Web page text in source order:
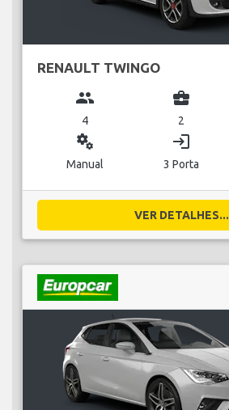
RENAULT TWINGO
group
4
business_center
2
miscellaneous_services
Manual
login
3 Porta
VER DETALHES...